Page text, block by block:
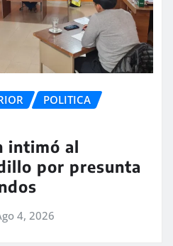
POLITICA
intimó al
por presunta
4, 2026